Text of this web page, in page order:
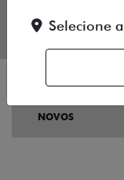
NOVOS
Selecione